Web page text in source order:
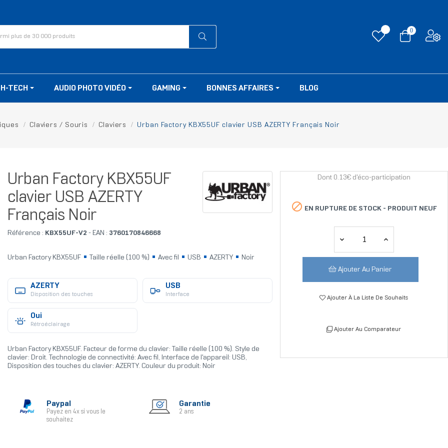
0
TECH AUDIO PHOTO VIDÉO GAMING BONNES AFFAIRES BLOG
Claviers / Souris Claviers Urban Factory KBX55UF clavier USB AZERTY Français Noir
Urban Factory KBX55UF
clavier USB AZERTY
Français Noir
Référence : KBX55UF-V2 - EAN : 3760170846668
Urban Factory KBX55UF Taille réelle (100 %) Avec fil USB AZERTY Noir
AZERTY
Disposition des touches
USB
Interface
Oui
Rétroéclairage
Urban Factory KBX55UF. Facteur de forme du clavier: Taille réelle (100 %). Style de
clavier: Droit. Technologie de connectivité: Avec fil, Interface de l'appareil: USB,
Disposition des touches du clavier: AZERTY. Couleur du produit: Noir
Paypal
Payez en 4x si vous le
souhaitez
Garantie
2 ans
Dont 0.13€ d'éco-participation
 EN RUPTURE DE STOCK - PRODUIT NEUF
Ajouter Au Panier
Ajouter À La Liste De Souhaits
Ajouter Au Comparateur